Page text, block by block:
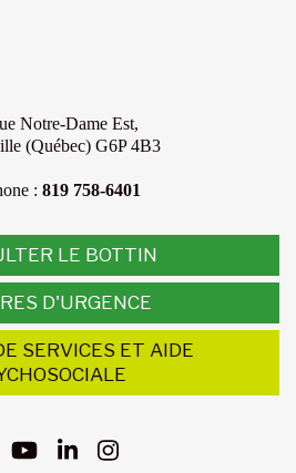
Notre-Dame Est,
(Québec) G6P 4B3
: 819 758-6401
LE BOTTIN
D'URGENCE
SERVICES ET AIDE